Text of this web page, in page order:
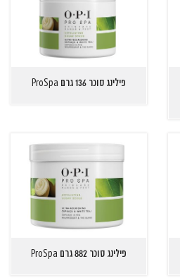
פילינג סוכר 136 גרם ProSpa
פילינג סוכר 882 גרם ProSpa